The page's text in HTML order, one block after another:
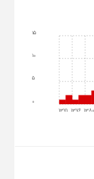
1371 1376 1380
0
5
10
15